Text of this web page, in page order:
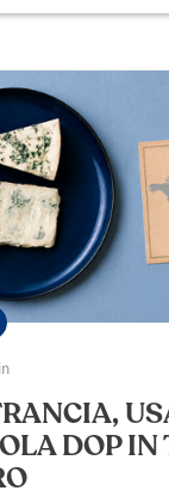
DOP IN